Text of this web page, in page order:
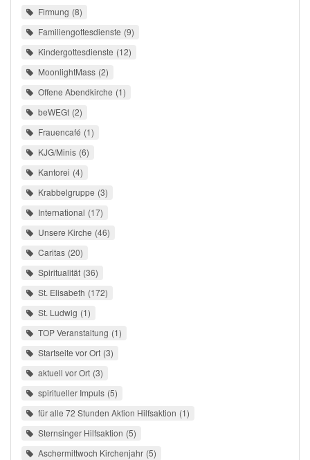
Firmung 8
Familiengottesdienste 9
Kindergottesdienste 12
MoonlightMass 2
Offene Abendkirche 1
beWEGt 2
Frauencafé 1
KJG/Minis 6
Kantorei 4
Krabbelgruppe 3
International 17
Unsere Kirche 46
Caritas 20
Spiritualität 36
St. Elisabeth 172
St. Ludwig 1
TOP Veranstaltung 1
Startseite vor Ort 3
aktuell vor Ort 3
spiritueller Impuls 5
für alle 72 Stunden Aktion Hilfsaktion 1
Sternsinger Hilfsaktion 5
Aschermittwoch Kirchenjahr 5